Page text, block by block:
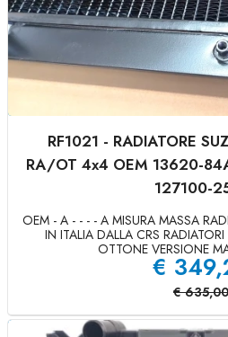
RF1021 - RADIATORE
RA/OT 4x4 OEM 13620-
127100-
OEM - A - - - - A MISURA MASSA
IN ITALIA DALLA CRS
OTTONE VERSIONE
€
€ 635,00